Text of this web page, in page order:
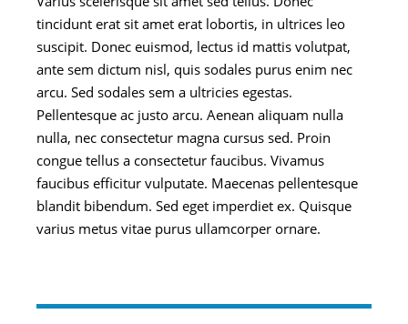
tincidunt erat sit amet erat lobortis, in ultrices leo
suscipit. Donec euismod, lectus id mattis volutpat,
ante sem dictum nisl, quis sodales purus enim nec
arcu. Sed sodales sem a ultricies egestas.
Pellentesque ac justo arcu. Aenean aliquam nulla
nulla, nec consectetur magna cursus sed. Proin
congue tellus a consectetur faucibus. Vivamus
faucibus efficitur vulputate. Maecenas pellentesque
blandit bibendum. Sed eget imperdiet ex. Quisque
varius metus vitae purus ullamcorper ornare.